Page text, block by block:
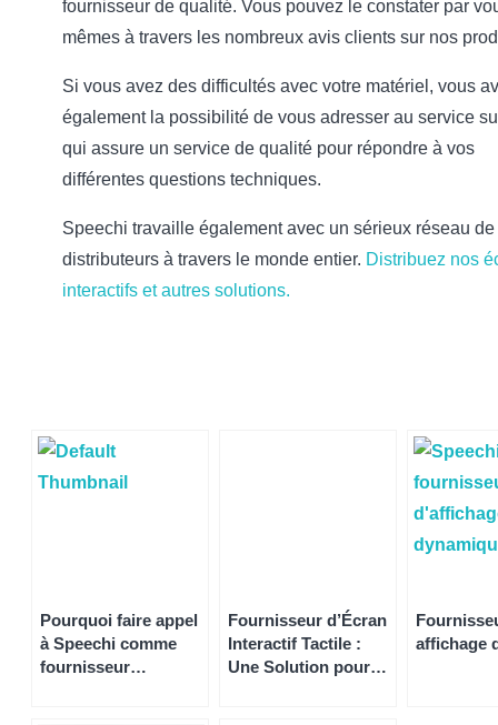
fournisseur de qualité. Vous pouvez le constater par
mêmes à travers les nombreux avis clients sur nos
Si vous avez des difficultés avec votre matériel, vous
également la possibilité de vous adresser au service
qui assure un service de qualité pour répondre à vos
différentes questions techniques.
Speechi travaille également avec un sérieux réseau de
distributeurs à travers le monde entier. Distribuez nos
interactifs et autres solutions.
Pourquoi faire appel
à Speechi comme
fournisseur
Fournisseur d’Écran
Interactif Tactile :
Une Solution pour
affichage